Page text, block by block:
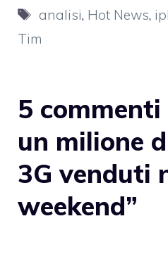
Tag
analisi, Hot News,
Tim
5 commenti
un milione
3G venduti
weekend”